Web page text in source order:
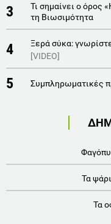
3
Τι σημαίνει ο όρος
τη Βιωσιμότητα
4
Ξερά σύκα:
[VIDEO]
5 Συμπληρωματικές
Τα
Τα